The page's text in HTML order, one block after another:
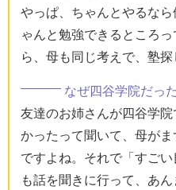
やっぱ、ちゃんとやるな
ゃんと勉強できるところ
ら、母も同じ考えで、塾探
なぜ四谷学院だっ
友達のお姉さんが四谷学
かったって聞いて、母が
ですよね。それで「すご
も話を聞きに行って、あん